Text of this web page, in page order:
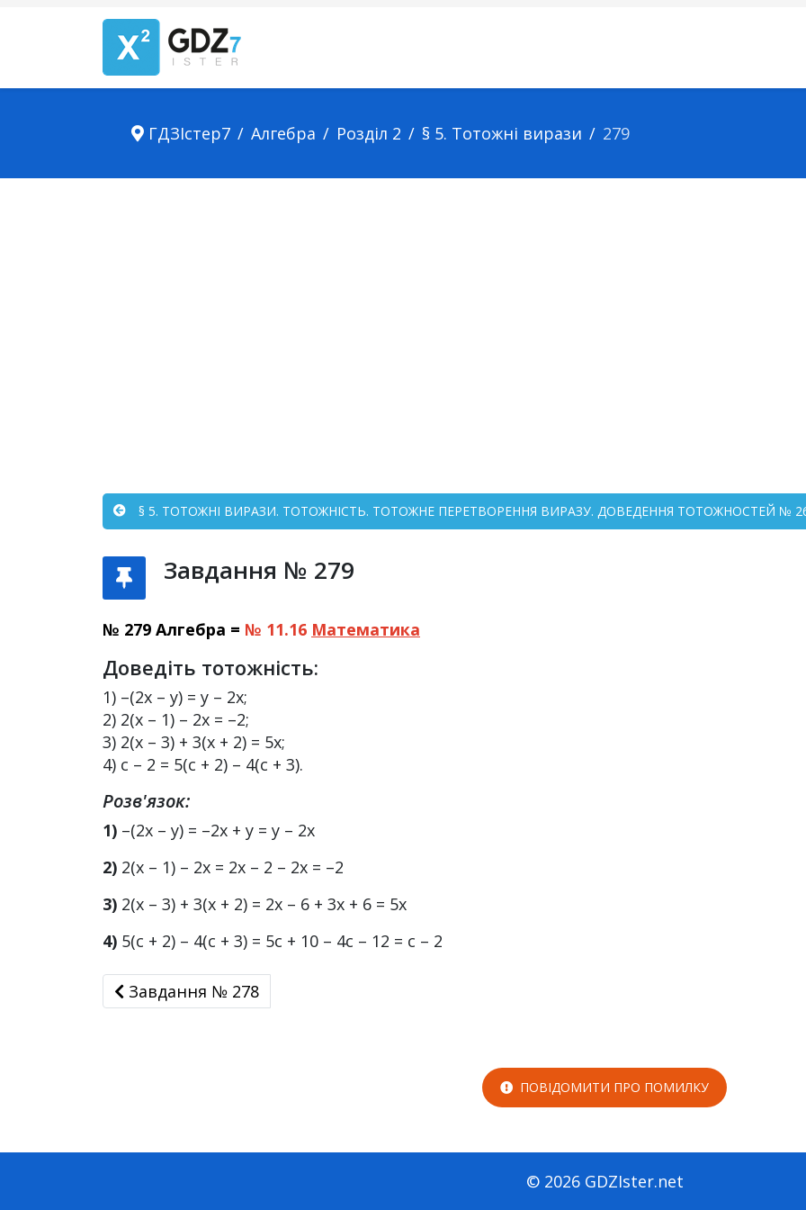
ГДЗІстер7 Алгебра Розділ 2 § 5. Тотожні вирази 279
§ 5. ТОТОЖНІ ВИРАЗИ. ТОТОЖНІСТЬ. ТОТОЖНЕ ПЕРЕТВОРЕННЯ ВИРАЗУ. ДОВЕДЕННЯ ТОТОЖНОСТЕЙ №
Завдання № 279
№ 279 Алгебра = № 11.16 Математика
Доведіть тотожність:
1) –(2x – у) = у – 2x;
2) 2(x – 1) – 2x = –2;
3) 2(x – 3) + 3(x + 2) = 5x;
4) c – 2 = 5(c + 2) – 4(c + 3).
Розв'язок:
1) –(2x – у) = –2х + у = у – 2х
2) 2(x – 1) – 2x = 2х – 2 – 2х = –2
3) 2(x – 3) + 3(x + 2) = 2х – 6 + 3х + 6 = 5x
4) 5(c + 2) – 4(c + 3) = 5с + 10 – 4с – 12 = с – 2
Завдання № 278
Завдання № 278
ПОВІДОМИТИ ПРО ПОМИЛКУ
© 2026 GDZIster.net